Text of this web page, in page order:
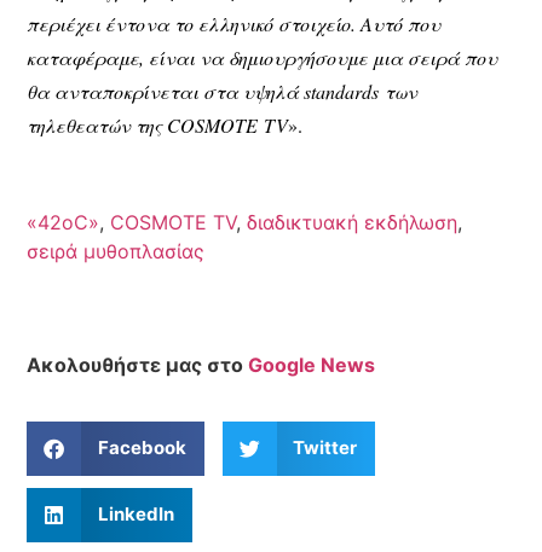
περιέχει έντονα το ελληνικό στοιχείο. Αυτό που
καταφέραμε, είναι να δημιουργήσουμε μια σειρά που
θα ανταποκρίνεται στα υψηλάstandards των
τηλεθεατών τηςCOSMOTE TV».
«42οC», COSMOTE TV,διαδικτυακή εκδήλωση,
σειρά μυθοπλασίας
Ακολουθήστε μας στοGoogle News
Facebook Twitter
LinkedIn